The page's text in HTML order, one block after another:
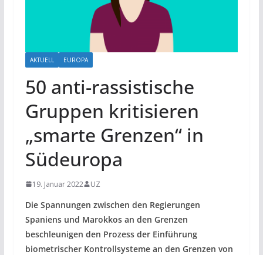
AKTUELL EUROPA
50 anti-rassistische
Gruppen kritisieren
„smarte Grenzen“ in
Südeuropa
19. Januar 2022 UZ
Die Spannungen zwischen den Regierungen
Spaniens und Marokkos an den Grenzen
beschleunigen den Prozess der Einführung
biometrischer Kontrollsysteme an den Grenzen von